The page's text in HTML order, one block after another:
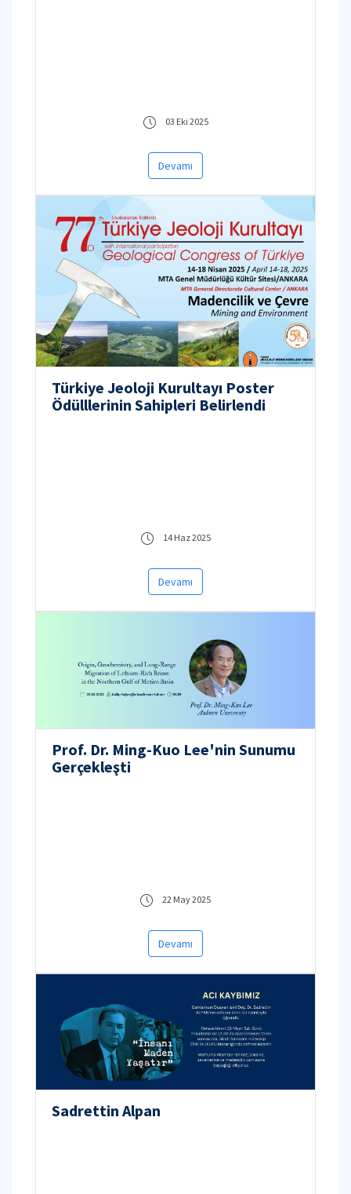
03 Eki 2025
Devamı
Türkiye Jeoloji Kurultayı Poster
Ödülllerinin Sahipleri Belirlendi
14 Haz 2025
Devamı
Prof. Dr. Ming-Kuo Lee'nin Sunumu
Gerçekleşti
22 May 2025
Devamı
Sadrettin Alpan